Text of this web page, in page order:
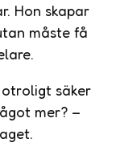
Hon skapar
måste få
säker
mer? –